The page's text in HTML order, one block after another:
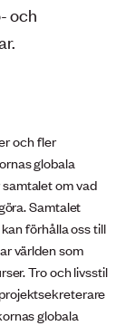
och
och fler
globala
om vad
Samtalet
förhålla oss till
världen som
Tro och livsstil
globala